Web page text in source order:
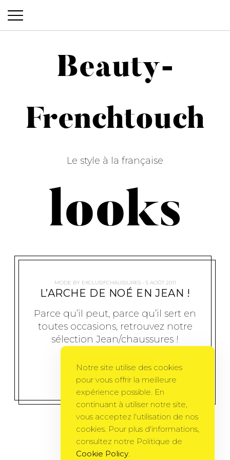
Beauty-Frenchtouch
Beauty-
Frenchtouch
Le style à la française
looks
MODE BY EXCLUSIFCHAUSSURES 5 AOÛT 2011
L’ARCHE DE NOÉ EN JEAN !
Parce qu’il peut, parce qu’il sert en
toutes occasions, retrouvez notre
sélection Jean/chaussures !
MORE
Notre site utilise des cookies
pour vous offrir la meilleure
expérience possible. En
continuant à utiliser notre site,
vous acceptez l'utilisation de nos
cookies. Pour plus d'informations,
consultez notre Politique de
Cookie Policy.